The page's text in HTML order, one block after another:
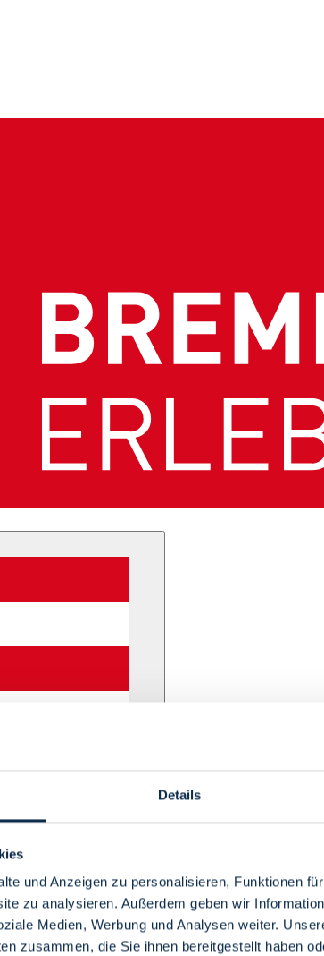
Details
und Anzeigen zu personalisieren, Funktionen
zu analysieren. Außerdem geben wir
Medien, Werbung und Analysen weiter.
zusammen, die Sie ihnen bereitgestellt haben
Menü